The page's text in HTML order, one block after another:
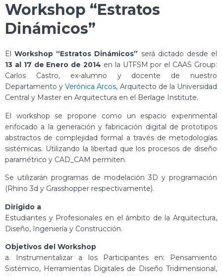
Workshop “Estratos
Dinámicos”
ElWorkshop “Estratos Dinámicos” será dictado desde el
13 al 17 de Enero de 2014 en la UTFSM por el CAAS Group:
Carlos Castro, ex-alumno y docente de nuestro
Departamento yVerónica Arcos, Arquitecto de la Universidad
Central y Master en Arquitectura en el Berlage Institute.
El workshop se propone como un espacio experimental
enfocado a la generación y fabricación digital de prototipos
abstractos de complejidad formal a través de metodologías
sistémicas. Utilizando la libertad que los procesos de diseño
paramétrico y CAD_CAM permiten.
Se utilizarán programas de modelación 3D y programación
(Rhino 3d y Grasshopper respectivamente).
Dirigido a
Estudiantes y Profesionales en el ámbito de la Arquitectura,
Diseño, Ingeniería y Construcción.
Objetivos del Workshop
a. Instrumentalizar a los Participantes en: Pensamiento
Sistémico, Herramientas Digitales de Diseño Tridimensional,